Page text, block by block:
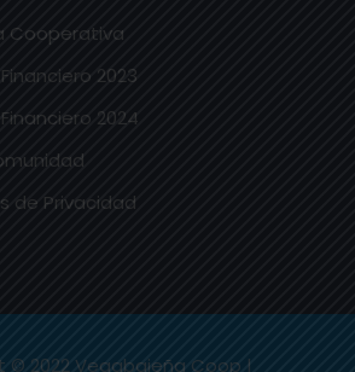
Cooperativa
2023
2024
de Privacidad
© 2022 Vegabajeña Coop |